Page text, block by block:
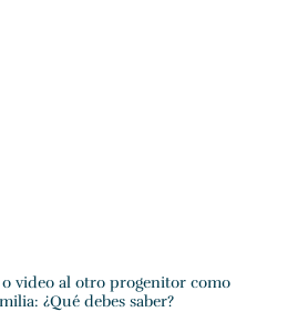
o video al otro progenitor como
¿Qué debes saber?